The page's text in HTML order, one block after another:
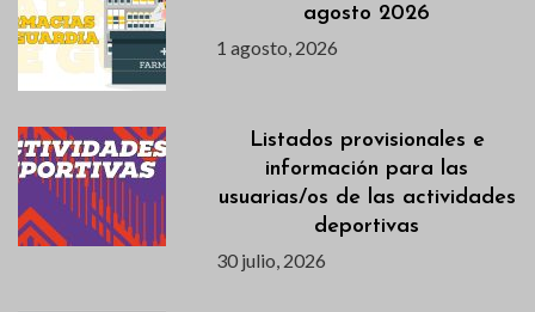
agosto 2026
1 agosto, 2026
Listados provisionales e
información para las
usuarias/os de las actividades
deportivas
30 julio, 2026